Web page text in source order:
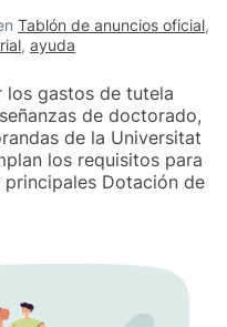
Tablón de anuncios oficial,
, ayuda
los gastos de tutela
de doctorado,
de la Universitat
los requisitos para
principales Dotación de